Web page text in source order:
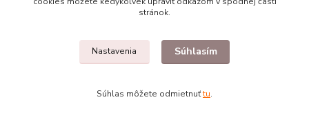
Hľadáte darček pre motorkára na narodeniny? Vyberte
jeho štýl aj vôňu benzínu na cestách.
stránok.
Nastavenia Súhlasím
Súhlas môžete odmietnuťtu.